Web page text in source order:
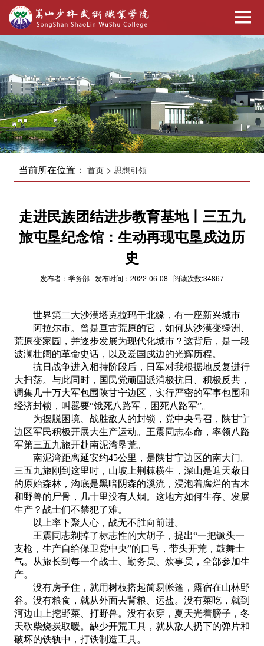
当前所在位置： 首页> 思想引领
走进民族团结进步教育基地丨三五九
旅屯垦纪念馆：生动再现屯垦戍边历
史
发布者：学务部 发布时间：2022-06-08 阅读次数:34867
世界第二大沙漠塔克拉玛干北缘，有一座新兴城市
——阿拉尔市。曾是亘古荒原的它，如何从沙漠变绿洲、
荒原变家园，并逐步发展为现代化城市？这背后，是一段
波澜壮阔的革命史话，以及爱国戍边的光辉历程。
抗日战争进入相持阶段后，日军对我根据地反复进行
大扫荡。与此同时，国民党顽固派消极抗日、积极反共，
调集几十万大军包围陕甘宁边区，实行严密的军事包围和
经济封锁，叫嚣要“饿死八路军，困死八路军”。
为摆脱困境、战胜敌人的封锁，党中央号召，陕甘宁
边区军民积极开展大生产运动。王震同志奉命，率领八路
军第三五九旅开赴南泥湾垦荒。
南泥湾距离延安约45公里，是陕甘宁边区的南大门。
三五九旅刚到这里时，山坡上荆棘横生，深山是遮天蔽日
的原始森林，沟底是黑暗阴森的溪流，浸泡着腐烂的古木
和野兽的尸骨，几十里没有人烟。这地方如何生存、发展
生产？战士们不禁犯了难。
以上率下聚人心，战无不胜向前进。
王震同志剃掉了标志性的大胡子，提出“一把镢头一
支枪，生产自给保卫党中央”的口号，带头开荒，鼓舞士
气。从旅长到每一个战士、勤务员、炊事员，全部参加生
产。
没有房子住，就用树枝搭起简易帐篷，露宿在山林野
谷。没有粮食，就从外面去背粮、运盐。没有菜吃，就到
河边山上挖野菜、打野兽。没有衣穿，夏天光着膀子，冬
天砍柴烧炭取暖。缺少开荒工具，就从敌人扔下的弹片和
破坏的铁轨中，打铁制造工具。